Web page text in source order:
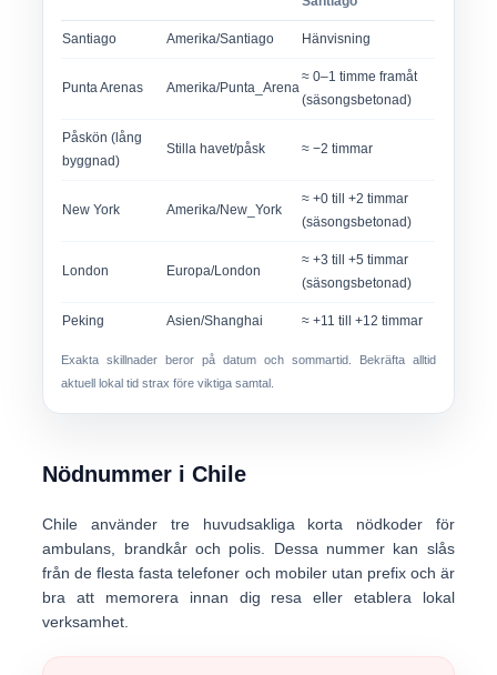
Santiago Amerika/Santiago Hänvisning
Punta Arenas Amerika/Punta_Arena
≈ 0–1 timme framåt
(säsongsbetonad)
Påskön (lång
byggnad)
Stilla havet/påsk ≈ −2 timmar
New York Amerika/New_York
≈ +0 till +2 timmar
(säsongsbetonad)
London Europa/London
≈ +3 till +5 timmar
(säsongsbetonad)
Peking Asien/Shanghai ≈ +11 till +12 timmar
Exakta skillnader beror på datum och sommartid. Bekräfta alltid
aktuell lokal tid strax före viktiga samtal.
Nödnummer i Chile
Chile använder tre huvudsakliga korta nödkoderför
ambulans, brandkår och polis. Dessa nummer kan slås
från de flesta fasta telefoner och mobiler utan prefix och är
bra att memorera innan dig resa eller etablera lokal
verksamhet.